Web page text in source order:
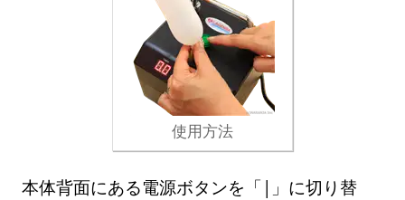
使用方法
本体背面にある電源ボタンを「|」に切り替